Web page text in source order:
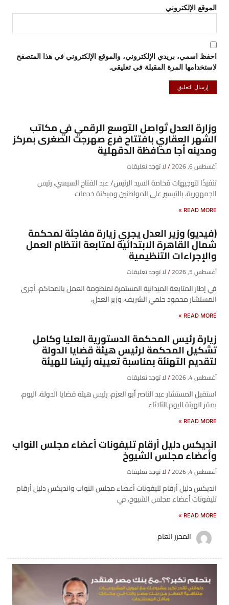
الموقع الإلكتروني
احفظ اسمي، بريدي الإلكتروني، والموقع الإلكتروني في هذا المتصفح
لاستخدامها المرة المقبلة في تعليقي.
وزارة العدل تُواصل التوسع الرقمي في مكاتب
الشهر العقاري بافتتاح فرع صهرجت الصغرى بمركز
ومدينه أجا محافظة الدقهلية
أغسطس 6, 2026 لا توجد تعليقات
تنفيذًا لتوجيهات فخامة السيد الرئيس/ عبد الفتاح السيسي، رئيس
الجمهورية، بالتيسير على المواطنين وميكنة خدمات
READ MORE »
(فيديو) وزير العدل يجري زيارة مفاجئة لمحكمة
شمال القاهرة الابتدائية لمتابعة انتظام العمل
والإجراءات التنظيمية
أغسطس 5, 2026 لا توجد تعليقات
في إطار المتابعة الميدانية المستمرة لمنظومة العمل بالمحاكم، أجرى
المستشار محمود حلمي الشريف، وزير العدل،
READ MORE »
زيارة رئيس المحكمة الدستورية العليا وكامل
تشكيل المحكمة لرئيس هيئة قضايا الدولة
لتقديم التهنئة بمناسبة تعيينه رئيسًا للهيئة
أغسطس 4, 2026 لا توجد تعليقات
​استقبل المستشار عبد الناصر أبو العزم، رئيس هيئة قضايا الدولة، اليوم،
بمقر الهيئة اليوم الثلاثاء
READ MORE »
انديكس دليل أرقام تليفونات أعضاء مجلس النواب
وأعضاء مجلس الشيوخ
أغسطس 4, 2026 لا توجد تعليقات
انديكس دليل أرقام تليفونات أعضاء مجلس النواب وانديكس دليل أرقام
تليفونات أعضاء مجلس الشيوخ، في
READ MORE »
المحرر العام